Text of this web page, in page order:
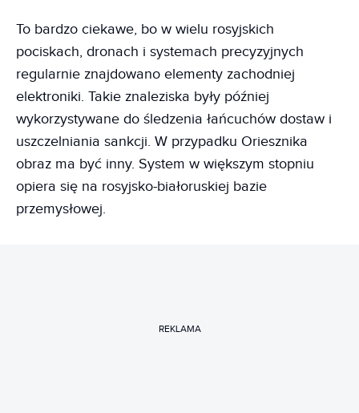
To bardzo ciekawe, bo w wielu rosyjskich
pociskach, dronach i systemach precyzyjnych
regularnie znajdowano elementy zachodniej
elektroniki. Takie znaleziska były później
wykorzystywane do śledzenia łańcuchów dostaw i
uszczelniania sankcji. W przypadku Oriesznika
obraz ma być inny. System w większym stopniu
opiera się na rosyjsko-białoruskiej bazie
przemysłowej.
REKLAMA